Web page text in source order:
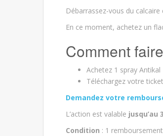
Débarrassez-vous du
En ce moment, achetez un
Comment
Achetez 1 spray
Téléchargez votre
Demandez votre
L’action est valable jusqu’au
Condition : 1